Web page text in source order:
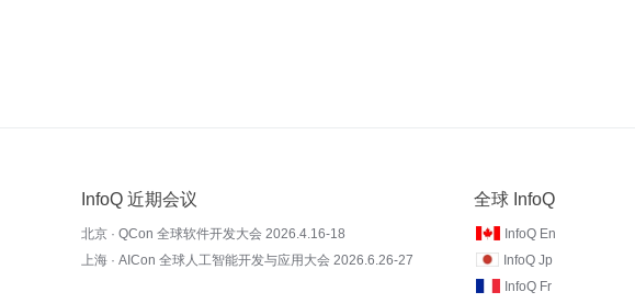
InfoQ 近期会议
北京 · QCon 全球软件开发大会 2026.4.16-18
上海 · AICon 全球人工智能开发与应用大会 2026.6.26-27
全球 InfoQ
InfoQ En
InfoQ Jp
InfoQ Fr